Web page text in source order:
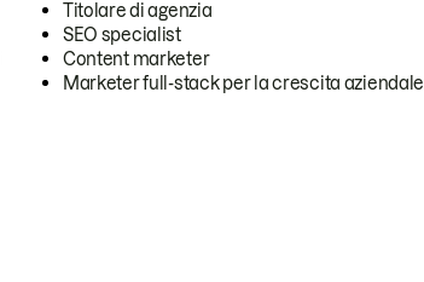
Titolare di agenzia
SEO specialist
Content marketer
Marketer full-stack per la crescita aziendale